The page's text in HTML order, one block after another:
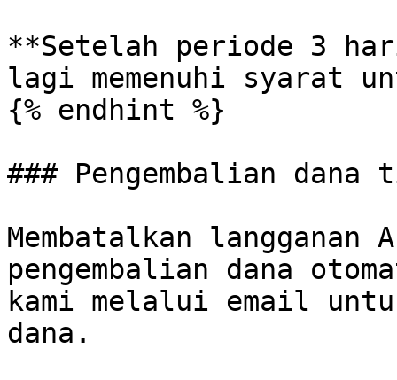
**Setelah periode 3
lagi memenuhi syarat
{% endhint %}
### Pengembalian
Membatalkan langganan
pengembalian dana
kami melalui email
dana.